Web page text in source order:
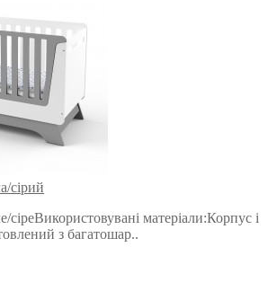
сірий
сіреВикористовувані матеріали:Корпус і
з багатошар..